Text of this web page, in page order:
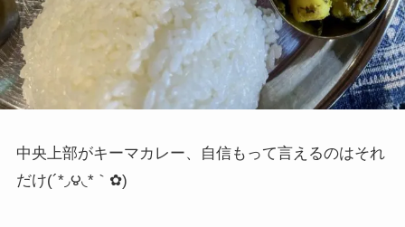
中央上部がキーマカレー、自信もって言えるのはそれ
だけ(´*◞౪◟*｀✿)